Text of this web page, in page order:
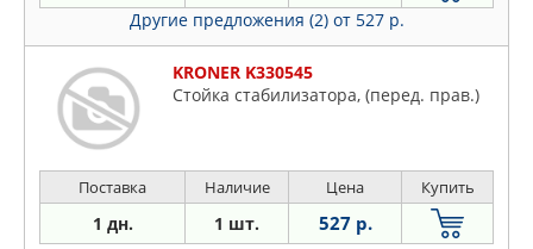
Другие предложения (2) от 527 р.
KRONER K330545
Стойка стабилизатора, (перед. прав.)
Поставка Наличие Цена Купить
1 дн. 1 шт. 527 р.